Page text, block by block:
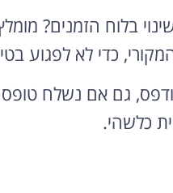
בלוח הזמנים?
כדי לא לפגוע
גם אם נשלח
כלשהי.